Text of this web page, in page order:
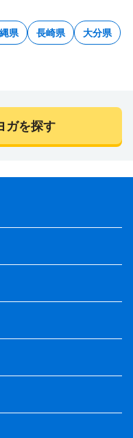
県 長崎県 大分県
ガを探す